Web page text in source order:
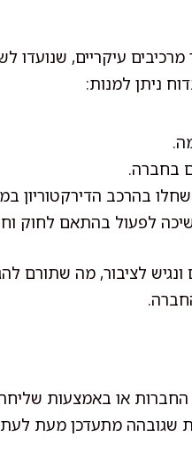
עיקריים,
ניתן למנות:
בחברה.
בהרכב הדירקטוריון
לפעול בהתאם לחוק
לציבור, מה שתורם
או באמצעות שליחתו
שגובהה מתעדכן מעת